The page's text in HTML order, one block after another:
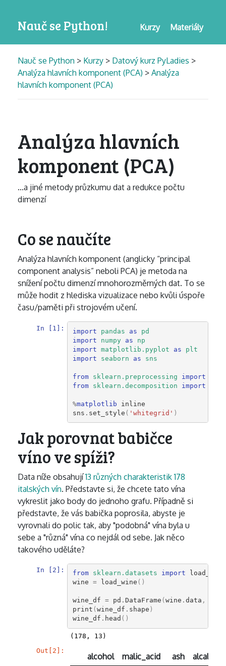
Nauč se Python! Materiály
Kurzy
Nauč se Python > Kurzy > Datový kurz PyLadies >
Analýza hlavních komponent (PCA) > Analýza
hlavních komponent (PCA)
Analýza hlavních
komponent (PCA)
...a jiné metody průzkumu dat a redukce počtu
dimenzí
Co se naučíte
Analýza hlavních komponent (anglicky “principal
component analysis” neboli PCA) je metoda na
snížení počtu dimenzí mnohorozměrných dat. To se
může hodit z hlediska vizualizace nebo kvůli úspoře
času/paměti při strojovém učení.
In [1]: import pandas as
pd
import
numpy as
np
import matplotlib.pyplot as
plt
import
seaborn as sns
from sklearn.preprocessing import
from
sklearn.decomposition import
%matplotlib
sns . set_style ( 'whitegrid' )
Jak porovnat babičce
víno ve spíži?
Data níže obsahují13 různých charakteristik 178
italských vín. Představte si, že chcete tato vína
vykreslit jako body do jednoho grafu. Případně si
představte, že vás babička poprosila, abyste je
vyrovnali do polic tak, aby "podobná" vína byla u
sebe a "různá" vína co nejdál od sebe. Jak něco
takového uděláte?
In [2]: from sklearn.datasets import
load_wine
wine = load_wine ()
wine_df = pd . DataFrame ( wine . data ,
print ( wine_df . shape )
wine_df . head ()
Out[2]:
alcohol malic_acid ash